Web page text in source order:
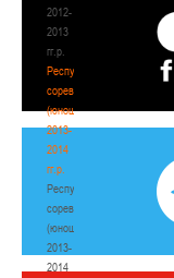
2012-
2013
гг.р.
Республиканские
соревнования
(юноши)
2013-
2014
гг.р.
Республиканские
соревнования
(юноши)
2013-
2014